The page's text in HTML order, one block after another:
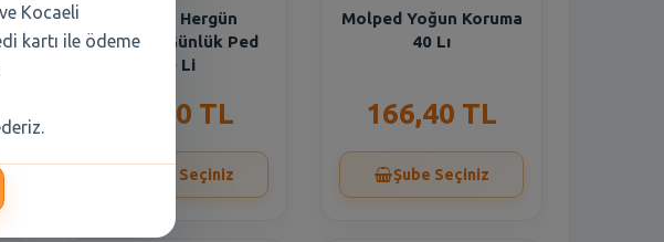
Molped Hergün
Ferahlik Günlük Ped
20 Li
44,30 TL
Şube Seçiniz
Molped Yoğun Koruma
40 Lı
166,40 TL
Şube Seçiniz
Kocaeli
kartı ile ödeme